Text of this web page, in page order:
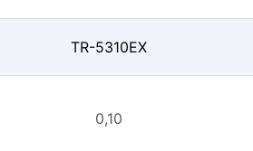
TR-5310EX
0,10